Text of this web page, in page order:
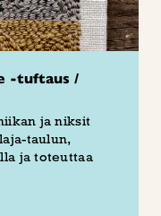
-tuftaus /
ja niksit
taulun,
ja toteuttaa